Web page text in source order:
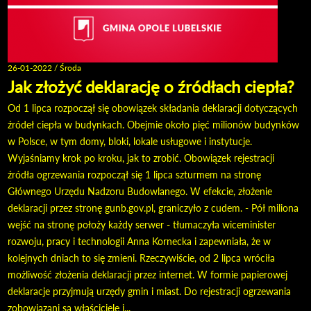
26-01-2022 / Środa
Jak złożyć deklarację o źródłach ciepła?
Od 1 lipca rozpoczął się obowiązek składania deklaracji dotyczących
źródeł ciepła w budynkach. Obejmie około pięć milionów budynków
w Polsce, w tym domy, bloki, lokale usługowe i instytucje.
Wyjaśniamy krok po kroku, jak to zrobić. Obowiązek rejestracji
źródła ogrzewania rozpoczął się 1 lipca szturmem na stronę
Głównego Urzędu Nadzoru Budowlanego. W efekcie, złożenie
deklaracji przez stronę gunb.gov.pl, graniczyło z cudem. - Pół miliona
wejść na stronę położy każdy serwer - tłumaczyła wiceminister
rozwoju, pracy i technologii Anna Kornecka i zapewniała, że w
kolejnych dniach to się zmieni. Rzeczywiście, od 2 lipca wróciła
możliwość złożenia deklaracji przez internet. W formie papierowej
deklaracje przyjmują urzędy gmin i miast. Do rejestracji ogrzewania
zobowiązani są właściciele i...